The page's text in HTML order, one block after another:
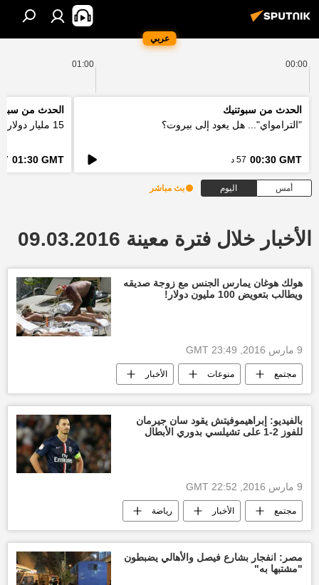
عربي
00:00
01:00
الحدث من سبوتنيك
"الترامواي"... هل يعود إلى بيروت؟
00:30 GMT 57 د
الحدث من
15 مليار دولار... كيف ستعالج اوروبا فاتورة الحرائق؟
01:30 GMT
57
أمس اليوم بث مباشر
الأخبار خلال فترة معينة 09.03.2016
هولك هوغان يمارس الجنس مع زوجة صديقه
ويطالب بتعويض 100 مليون دولار!
9 مارس 2016, 23:49 GMT
مجتمع منوعات الأخبار
هولك هوغان أخبار العالم الآن
الولايات المتحدة الأمريكية
بالفيديو: إبراهيموفيتش يقود سان جيرمان
للفوز 2-1 على تشيلسي بدوري الأبطال
9 مارس 2016, 22:52 GMT
مجتمع الأخبار رياضة
نادي تشيلسي نادي باريس سان جيرمان
أخبار كرة القدم
مصر: انفجار بشارع فيصل والأهالي يضبطون
"مشتبها به"